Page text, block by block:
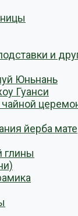
и
Юньнань
Гуанси
йерба мате
глины